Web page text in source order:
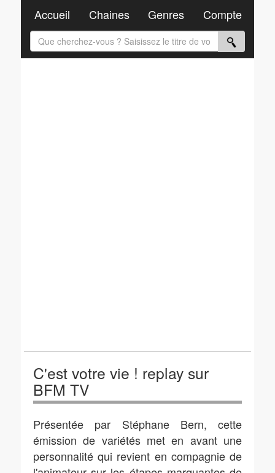
C'est votre vie ! replay sur
BFM TV
Présentée par Stéphane Bern, cette
émission de variétés met en avant une
personnalité qui revient en compagnie de
Accueil Chaines Genres Compte